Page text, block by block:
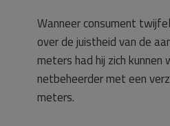
Wanneer consument
over de juistheid van de
meters had hij zich
netbeheerder met een
meters.